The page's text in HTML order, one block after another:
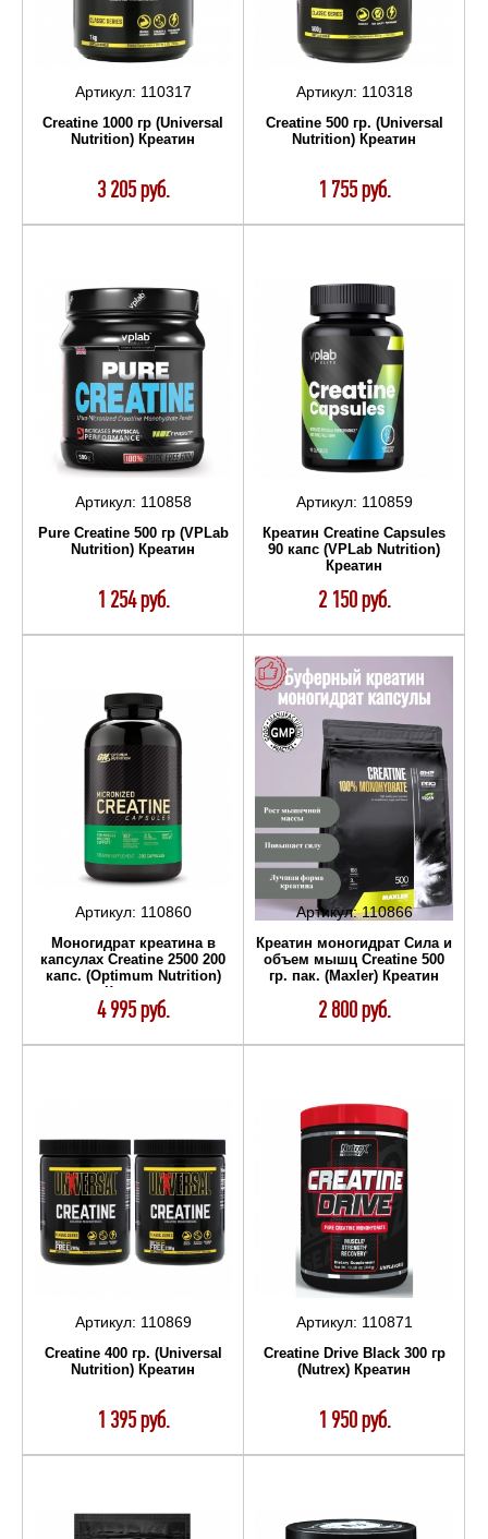
Артикул: 110317
Creatine 1000 гр (Universal
Nutrition) Креатин
3 205 руб.
Артикул: 110318
Creatine 500 гр. (Universal
Nutrition) Креатин
1 755 руб.
Артикул: 110858
Pure Creatine 500 гр (VPLab
Nutrition) Креатин
1 254 руб.
Артикул: 110859
Креатин Creatine Capsules
90 капc (VPLab Nutrition)
Креатин
2 150 руб.
Артикул: 110860
Моногидрат креатина в
капсулах Creatine 2500 200
капс. (Optimum Nutrition)
Креатин
4 995 руб.
Артикул:110866
Креатин моногидрат Сила и
объем мышц Creatine 500
гр. пак. (Maxler) Креатин
2 800 руб.
Артикул: 110869
Creatine 400 гр. (Universal
Nutrition) Креатин
1 395 руб.
Артикул: 110871
Creatine Drive Black 300 гр
(Nutrex) Креатин
1 950 руб.